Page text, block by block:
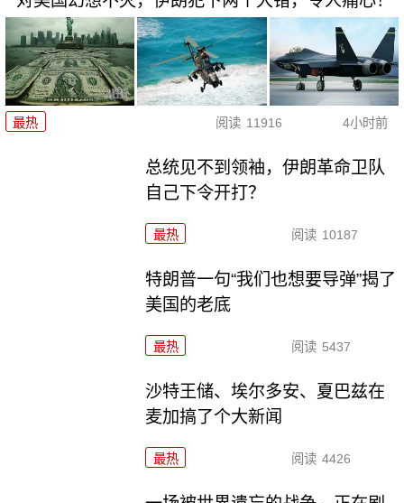
最热 阅读 11916 4小时前
总统见不到领袖，伊朗革命卫队
自己下令开打？
最热 阅读 10187
特朗普一句“我们也想要导弹”揭了
美国的老底
最热 阅读 5437
沙特王储、埃尔多安、夏巴兹在
麦加搞了个大新闻
最热 阅读 4426